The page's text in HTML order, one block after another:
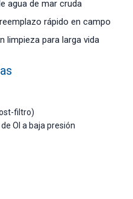
agua de mar cruda
rápido en campo
limpieza para larga vida
filtro)
OI a baja presión